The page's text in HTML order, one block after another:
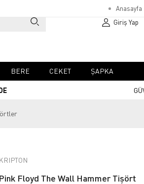
Anasayfa
Giriş Yap
BERE CEKET ŞAPKA
KRIPTON
Pink Floyd The Wall Hammer Tişört